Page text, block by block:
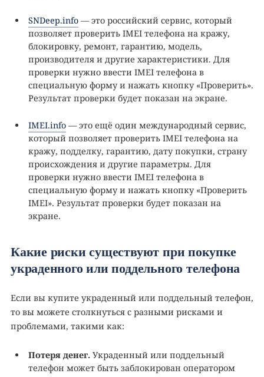
SNDeep.info — это российский сервис, который
позволяет проверить IMEI телефона на кражу,
блокировку, ремонт, гарантию, модель,
производителя и другие характеристики. Для
проверки нужно ввести IMEI телефона в
специальную форму и нажать кнопку «Проверить».
Результат проверки будет показан на экране.
IMEI.info — это ещё один международный сервис,
который позволяет проверить IMEI телефона на
кражу, подделку, гарантию, дату покупки, страну
происхождения и другие параметры. Для
проверки нужно ввести IMEI телефона в
специальную форму и нажать кнопку «Проверить
IMEI». Результат проверки будет показан на
экране.
Какие риски существуют при покупке
украденного или поддельного телефона
Если вы купите украденный или поддельный телефон,
то вы можете столкнуться с разными рисками и
проблемами, такими как:
Потеря денег. Украденный или поддельный
телефон может быть заблокирован оператором